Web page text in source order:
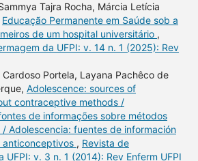
Tajra Rocha, Márcia Letícia
Educação Permanente em Saúde sob a
de um hospital universitário ,
da UFPI: v. 14 n. 1 (2025): Rev
Portela, Layana Pachêco de
Adolescence: sources of
contraceptive methods /
de informações sobre métodos
Adolescencia: fuentes de información
anticonceptivos , Revista de
UFPI: v. 3 n. 1 (2014): Rev Enferm UFPI